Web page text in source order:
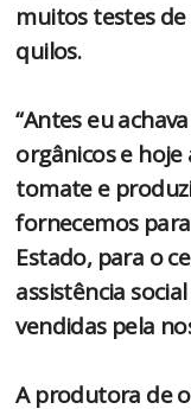
muitos testes
quilos.
“Antes eu
orgânicos e
tomate e
fornecemos
Estado, para o
assistência
vendidas pela
A produtora de